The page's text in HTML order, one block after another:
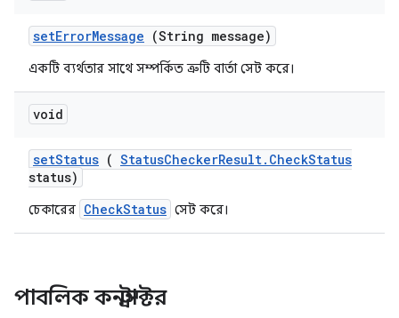
setErrorMessage (String message)
একটি ব্যর্থতার সাথে সম্পর্কিত ত্রুটি বার্তা সেট করে।
void
setStatus ( StatusCheckerResult. CheckStatus
status)
চেকারের CheckStatus সেট করে।
পাবলিক কনস্ট্রাক্টর